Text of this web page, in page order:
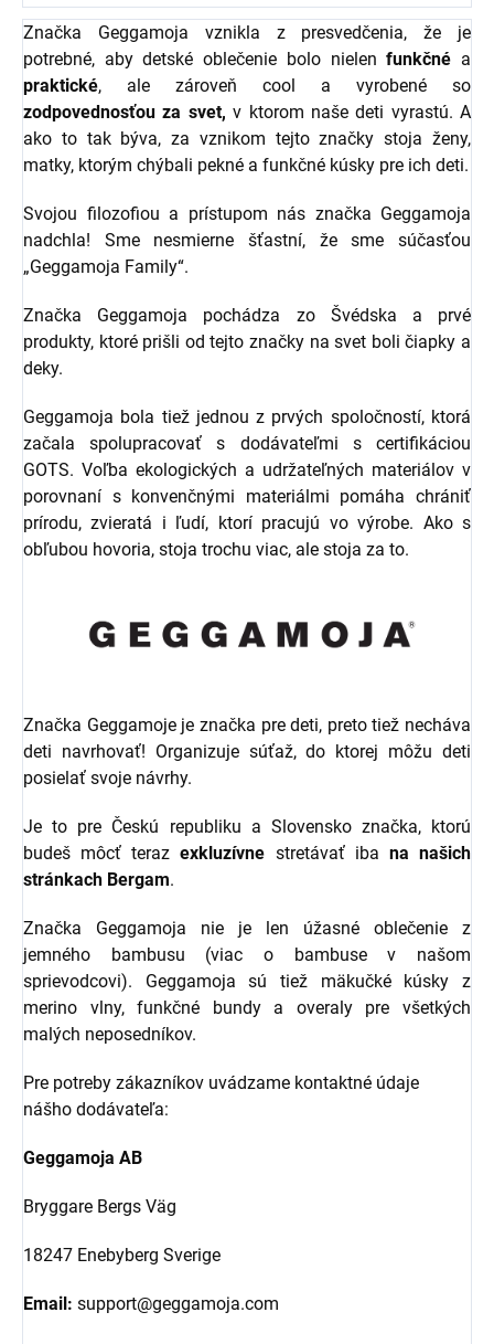
Značka Geggamoja vznikla z presvedčenia, že je
potrebné, aby detské oblečenie bolo nielenfunkčné a
praktické, ale zároveň cool a vyrobené so
zodpovednosťou za svet, v ktorom naše deti vyrastú. A
ako to tak býva, za vznikom tejto značky stoja ženy,
matky, ktorým chýbali pekné a funkčné kúsky pre ich deti.
Svojou filozofiou a prístupom nás značka Geggamoja
nadchla! Sme nesmierne šťastní, že sme súčasťou
„Geggamoja Family“.
Značka Geggamoja pochádza zo Švédska a prvé
produkty, ktoré prišli od tejto značky na svet boli čiapky a
deky.
Geggamoja bola tiež jednou z prvých spoločností, ktorá
začala spolupracovať s dodávateľmi s certifikáciou
GOTS. Voľba ekologických a udržateľných materiálov v
porovnaní s konvenčnými materiálmi pomáha chrániť
prírodu, zvieratá i ľudí, ktorí pracujú vo výrobe. Ako s
obľubou hovoria, stoja trochu viac, ale stoja za to.
Značka Geggamoje je značka pre deti, preto tiež necháva
deti navrhovať! Organizuje súťaž, do ktorej môžu deti
posielať svoje návrhy.
Je to pre Českú republiku a Slovensko značka, ktorú
budeš môcť terazexkluzívne stretávať iba na našich
stránkach Bergam.
Značka Geggamoja nie je len úžasné oblečenie z
jemného bambusu (viac o bambuse v našom
sprievodcovi). Geggamoja sú tiež mäkučké kúsky z
merino vlny, funkčné bundy a overaly pre všetkých
malých neposedníkov.
Pre potreby zákazníkov uvádzame kontaktné údaje
nášho dodávateľa:
Geggamoja AB
Bryggare Bergs Väg
18247 Enebyberg Sverige
Email: support@geggamoja.com